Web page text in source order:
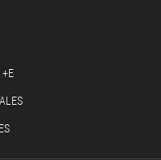
+E